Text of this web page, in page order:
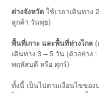
ต่างจังหวัดใช้เวลาเดินทาง
ลูกค้า วันพุธ)
พื้นที่เกาะ และพื้นที่ห่างไกล
เดินทาง 3 – 5 วัน (ตัวอย่าง
พฤหัสบดี หรือ ศุกร์)
ทั้งนี้ เป็นไปตามเงื่อนไขขอ